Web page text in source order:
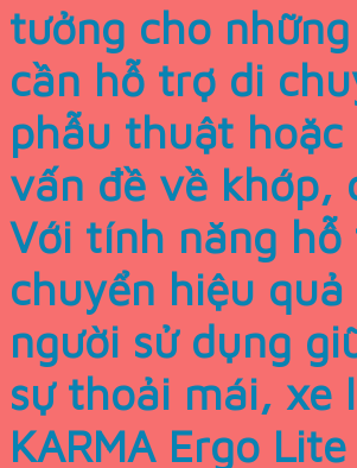
tưởng cho
cần hỗ trợ di
phẫu thuật hoặc
vấn đề về khớp,
Với tính năng hỗ
chuyển hiệu
người sử dụng
sự thoải mái, xe
KARMA Ergo